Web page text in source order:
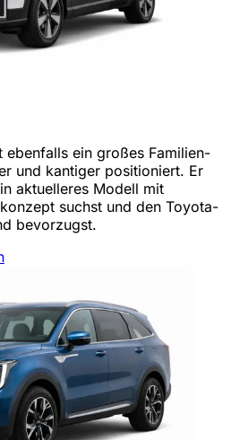
ebenfalls ein großes Familien-
und kantiger positioniert. Er
aktuelleres Modell mit
suchst und den Toyota-
bevorzugst.